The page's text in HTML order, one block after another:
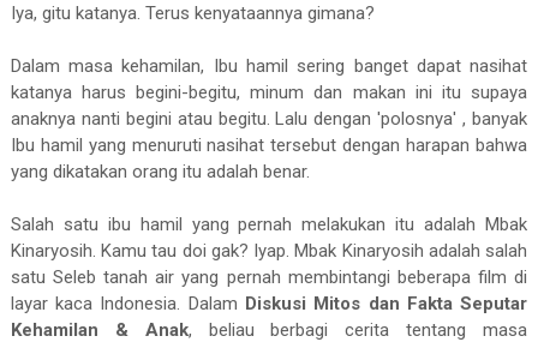
Iya, gitu katanya. Terus kenyataannya gimana?
Dalam masa kehamilan, Ibu hamil sering banget dapat nasihat
katanya harus begini-begitu, minum dan makan ini itu supaya
anaknya nanti begini atau begitu. Lalu dengan 'polosnya' , banyak
Ibu hamil yang menuruti nasihat tersebut dengan harapan bahwa
yang dikatakan orang itu adalah benar.
Salah satu ibu hamil yang pernah melakukan itu adalah Mbak
Kinaryosih. Kamu tau doi gak? Iyap. Mbak Kinaryosih adalah salah
satu Seleb tanah air yang pernah membintangi beberapa film di
layar kaca Indonesia. Dalam Diskusi Mitos dan Fakta Seputar
Kehamilan & Anak, beliau berbagi cerita tentang masa